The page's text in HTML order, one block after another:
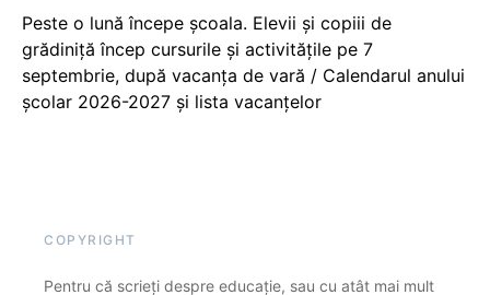
Peste o lună începe școala. Elevii și copiii de
grădiniță încep cursurile și activitățile pe 7
septembrie, după vacanța de vară / Calendarul anului
școlar 2026-2027 și lista vacanțelor
COPYRIGHT
Pentru că scrieți despre educație, sau cu atât mai mult